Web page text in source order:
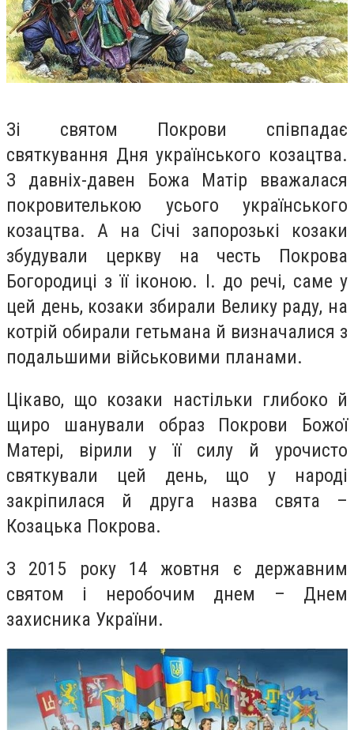
Зі святом Покрови співпадає
святкування Дня українського козацтва.
З давніх-давен Божа Матір вважалася
покровителькою усього українського
козацтва. А на Січі запорозькі козаки
збудували церкву на честь Покрова
Богородиці з її іконою. І. до речі, саме у
цей день, козаки збирали Велику раду, на
котрій обирали гетьмана й визначалися з
подальшими військовими планами.
Цікаво, що козаки настільки глибоко й
щиро шанували образ Покрови Божої
Матері, вірили у її силу й урочисто
святкували цей день, що у народі
закріпилася й друга назва свята –
Козацька Покрова.
З 2015 року 14 жовтня є державним
святом і неробочим днем – Днем
захисника України.